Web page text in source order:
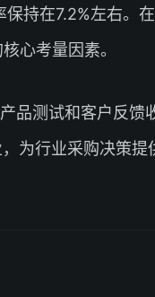
持在7.2%左右。
心考量因素。
品测试和客户反
为行业采购决策提